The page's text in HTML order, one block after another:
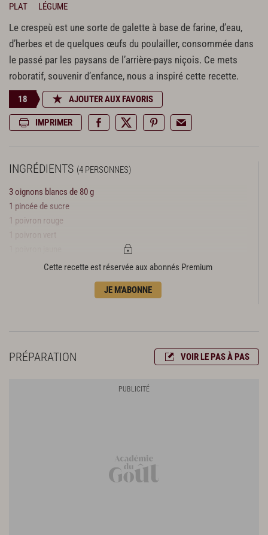
PLAT LÉGUME
Le crespeù est une sorte de galette à base de farine, d’eau,
d’herbes et de quelques œufs du poulailler, consommée dans
le passé par les paysans de l’arrière-pays niçois. Ce mets
roboratif, souvenir d’enfance, nous a inspiré cette recette.
18 AJOUTER AUX FAVORIS
IMPRIMER
INGRÉDIENTS (4 PERSONNES)
3 oignons blancs de 80 g
1 pincée de sucre
1 poivron rouge
1 poivron vert
3 branches de persil plat
6 tomates
1 pincée de sucre
Cette recette est réservée aux abonnés Premium
JE M'ABONNE
PRÉPARATION VOIR LE PAS À PAS